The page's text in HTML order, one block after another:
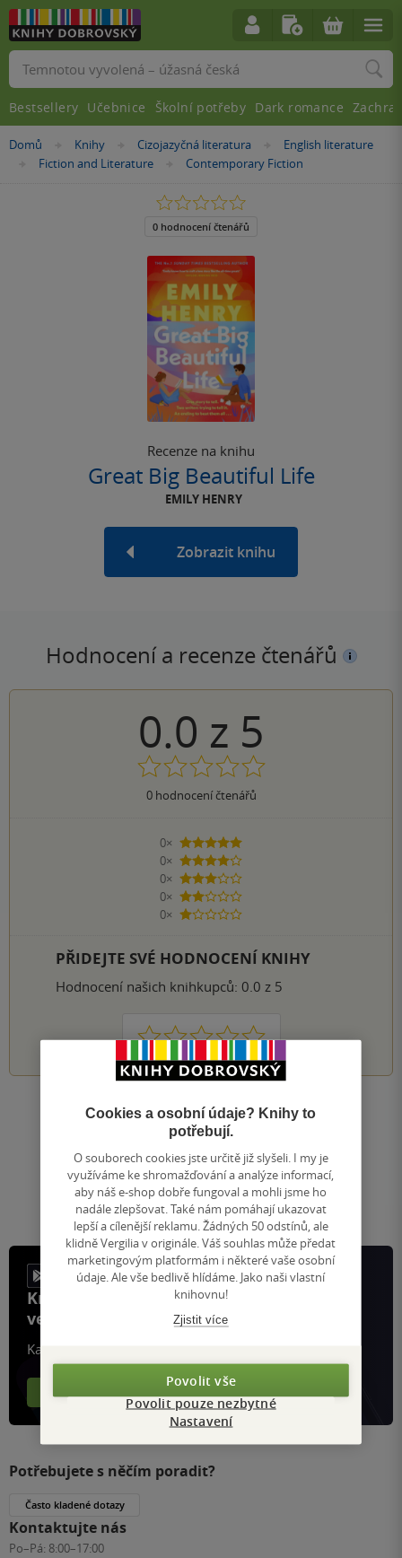
Nacházíte
Domů »Knihy »Cizojazyčná literatura »English literature
»Fiction and Literature »
Contemporary Fiction
Recenze na knihu
Great Big Beautiful Life
EMILY HENRY
Zobrazit knihu
0.0
z
5
0 hodnocení čtenářů
Hodnocení a recenze čtenářů
0.0 z 5
0hodnocení čtenářů
0×
5 hvězdiček
0×
4 hvězdičky
0×
3 hvězdičky
0×
2 hvězdičky
0×
1 hvezdička
PŘIDEJTE SVÉ HODNOCENÍ KNIHY
Hodnocení našich knihkupců: 0.0 z 5
1 2 3 4 5
Nahoru
Zobrazeno 20 z 20
1
Přejít
na
stránku
/ 1
Vyhledávání
Bestsellery Učebnice Školní potřeby Dark romance
Knihy, recenze a klubové výhody
ve vaší kapse a naší appce KDčko
Každý měsíc společně přečteme tisíce knih
Více o aplikaci
Potřebujete s něčím poradit?
Často kladené dotazy
Kontaktujte nás
Po–Pá: 8:00–17:00
Cookies a osobní údaje? Knihy to
potřebují.
O souborech cookies jste určitě již slyšeli. I my je
využíváme ke shromažďování a analýze informací,
aby náš e-shop dobře fungoval a mohli jsme ho
nadále zlepšovat. Také nám pomáhají ukazovat
lepší a cílenější reklamu. Žádných 50 odstínů, ale
klidně Vergilia v originále. Váš souhlas může předat
marketingovým platformám i některé vaše osobní
údaje. Ale vše bedlivě hlídáme. Jako naši vlastní
knihovnu!
Zjistit více
Povolit vše
Povolit pouze nezbytné
Nastavení